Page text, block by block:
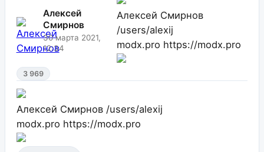
Алексей
Смирнов
30 марта 2021,
12:34
Алексей Смирнов
/users/alexij
modx.pro https://modx.pro
3 969
Алексей Смирнов /users/alexij
modx.pro https://modx.pro